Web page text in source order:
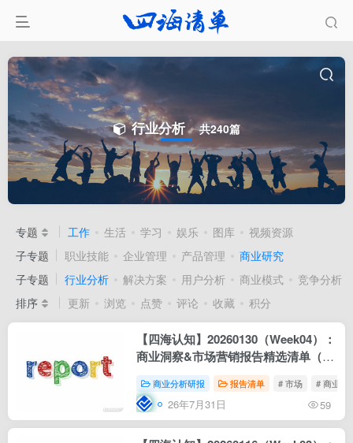
行业分析 共240篇
专题 工作 生活 学习 娱乐 图库
视频资源
子专题
职业技能 企业管理 产品管理
商业研究
子专题
行业分析 解决方案 用户分析 商业模式
竞争分析
排序
更新 浏览 点赞 评论 收藏 积分
【四海认知】20260130（Week04）：
商业洞察&市场营销报告精选清单（在
线阅读&下载）每周更新
商业分析研报 报告清单 # 市场 # 商业
26年7月31日 59